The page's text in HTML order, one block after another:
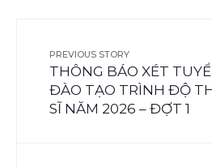
PREVIOUS STORY
THÔNG BÁO XÉT
ĐÀO TẠO TRÌNH ĐỘ
SĨ NĂM 2026 – ĐỢT 1